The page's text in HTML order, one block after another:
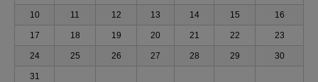
10 11 12 13 14 15 16
17 18 19 20 21 22 23
24 25 26 27 28 29 30
31